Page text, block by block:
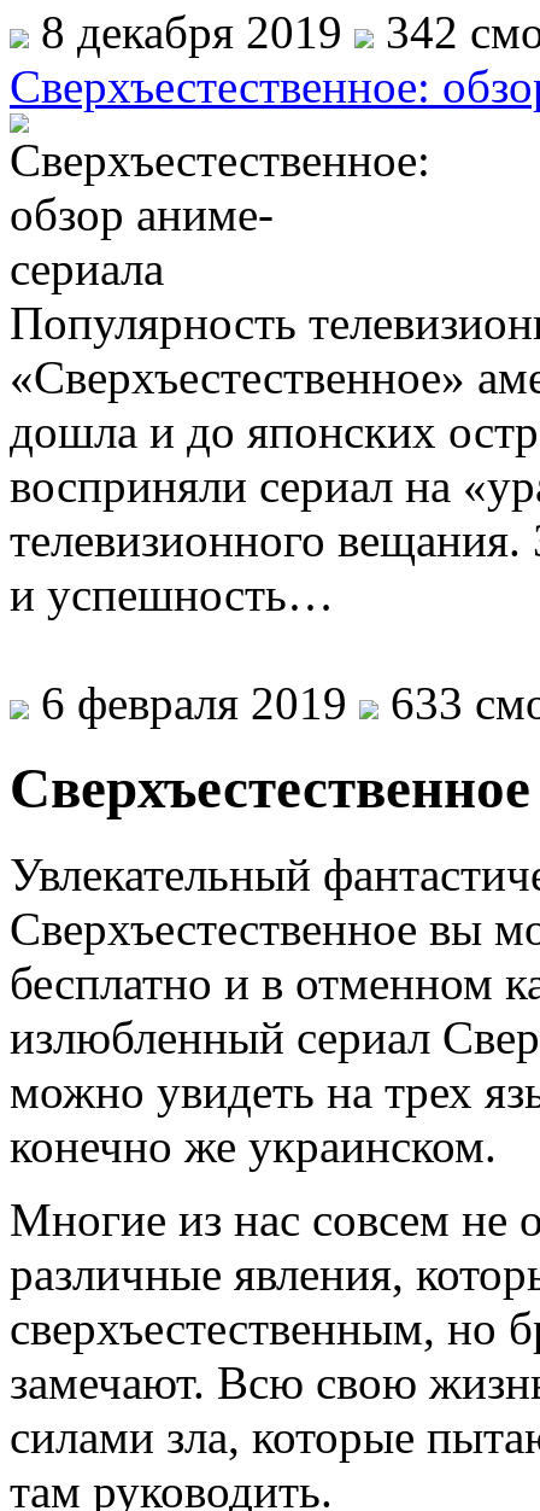
8 декабря 2019
342
Сверхъестественное:
Популярность
«Сверхъестественное»
дошла и до японских
восприняли сериал на
телевизионного
и успешность…
6 февраля 2019 633
Сверхъестественное
Увлекательный
Сверхъестественное вы
бесплатно и в отменном
излюбленный сериал
можно увидеть на трех
конечно же украинском.
Многие из нас совсем не
различные явления,
сверхъестественным, но
замечают. Всю свою
силами зла, которые
там руководить.